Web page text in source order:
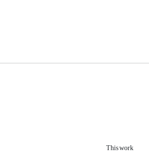
This work